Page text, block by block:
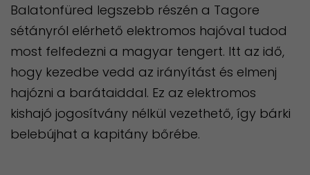
Balatonfüred legszebb részén a Tagore
sétányról elérhető elektromos hajóval tudod
most felfedezni a magyar tengert. Itt az idő,
hogy kezedbe vedd az irányítást és elmenj
hajózni a barátaiddal. Ez az elektromos
kishajó jogosítvány nélkül vezethető, így bárki
belebújhat a kapitány bőrébe.